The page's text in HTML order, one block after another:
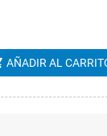
AÑADIR AL